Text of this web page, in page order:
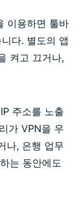
이용하면 툴바
다. 별도의 앱
켜고 끄거나,
주소를 노출
가 VPN을 우
나, 은행 업무
는 동안에도